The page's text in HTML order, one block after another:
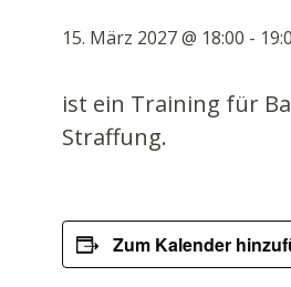
15. März 2027 @ 18:00 -
ist ein Training für
Straffung.
Zum Kalender